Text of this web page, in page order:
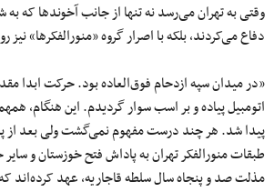
وقتی به تهران می‌رسد نه تنها از جانب آخوندها که
دفاع می‌کردند، بلکه با اصرار گروه «منورالفکرها» نیز
«در میدان سپه ازدحام فوق‌العاده بود. حرکت ابدا
اتومبیل پیاده و بر اسب سوار گردیدم. این هنگام،
پیدا شد. هر چند درست مفهوم نمی‌گشت ولی بعد از
طبقات منورالفکر تهران به پاداش فتح خوزستان و
مذلت صد و پنجاه سال سلطه قاجاریه، عهد کرده‌اند